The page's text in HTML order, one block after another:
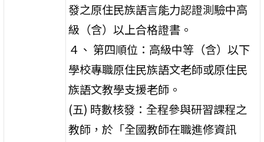
發之原住民族語言能力認證測驗中高
級（含）以上合格證書。
４、 第四順位：高級中等（含）以下
學校專職原住民族語文老師或原住民
族語文教學支援老師。
(五) 時數核發：全程參與研習課程之
教師，於「全國教師在職進修資訊